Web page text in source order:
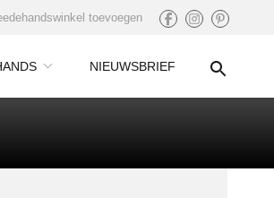
toevoegen
NIEUWSBRIEF